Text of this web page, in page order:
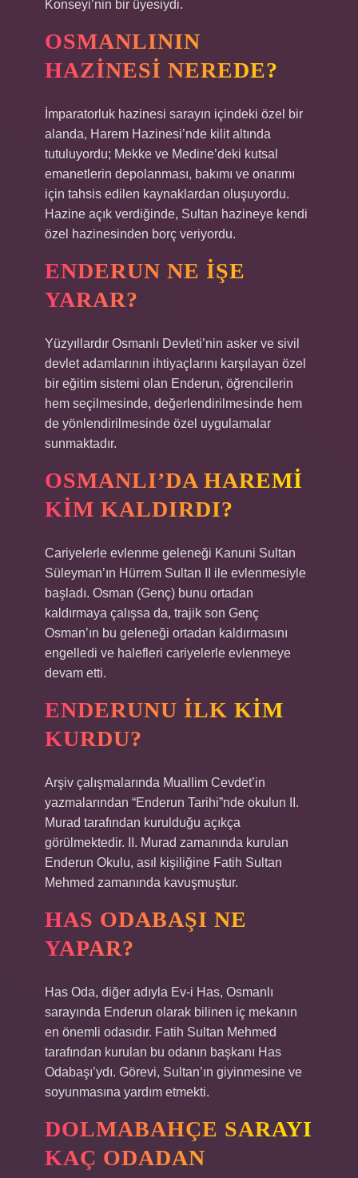
Konseyi’nin bir üyesiydi.
OSMANLININ
HAZINESI NEREDE?
İmparatorluk hazinesi sarayın içindeki özel bir
alanda, Harem Hazinesi’nde kilit altında
tutuluyordu; Mekke ve Medine’deki kutsal
emanetlerin depolanması, bakımı ve onarımı
için tahsis edilen kaynaklardan oluşuyordu.
Hazine açık verdiğinde, Sultan hazineye kendi
özel hazinesinden borç veriyordu.
ENDERUN NE IŞE
YARAR?
Yüzyıllardır Osmanlı Devleti’nin asker ve sivil
devlet adamlarının ihtiyaçlarını karşılayan özel
bir eğitim sistemi olan Enderun, öğrencilerin
hem seçilmesinde, değerlendirilmesinde hem
de yönlendirilmesinde özel uygulamalar
sunmaktadır.
OSMANLI’DA HAREMI
KIM KALDIRDI?
Cariyelerle evlenme geleneği Kanuni Sultan
Süleyman’ın Hürrem Sultan II ile evlenmesiyle
başladı. Osman (Genç) bunu ortadan
kaldırmaya çalışsa da, trajik son Genç
Osman’ın bu geleneği ortadan kaldırmasını
engelledi ve halefleri cariyelerle evlenmeye
devam etti.
ENDERUNU ILK KIM
KURDU?
Arşiv çalışmalarında Muallim Cevdet’in
yazmalarından “Enderun Tarihi”nde okulun II.
Murad tarafından kurulduğu açıkça
görülmektedir. II. Murad zamanında kurulan
Enderun Okulu, asıl kişiliğine Fatih Sultan
Mehmed zamanında kavuşmuştur.
HAS ODABAŞI NE
YAPAR?
Has Oda, diğer adıyla Ev-i Has, Osmanlı
sarayında Enderun olarak bilinen iç mekanın
en önemli odasıdır. Fatih Sultan Mehmed
tarafından kurulan bu odanın başkanı Has
Odabaşı’ydı. Görevi, Sultan’ın giyinmesine ve
soyunmasına yardım etmekti.
DOLMABAHÇE SARAYI
KAÇ ODADAN